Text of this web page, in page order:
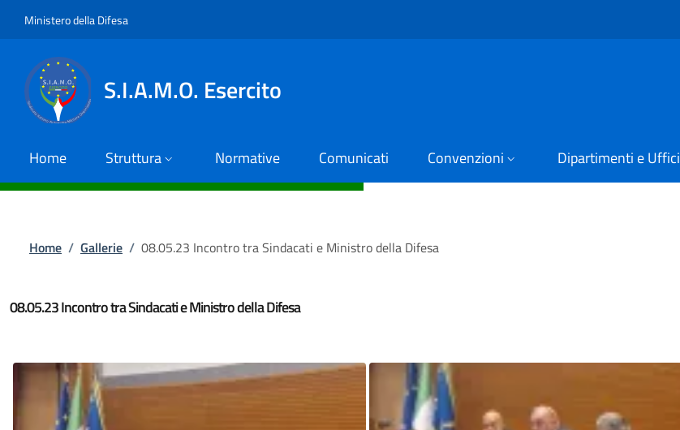
Ministero della Difesa
S.I.A.M.O. Esercito
Home Struttura Normative Comunicati Convenzioni Dipartimenti e Uffici
Briciole di pane
Home / Gallerie / 08.05.23 Incontro tra Sindacati e Ministro della Difesa
08.05.23 Incontro tra Sindacati e Ministro della Difesa